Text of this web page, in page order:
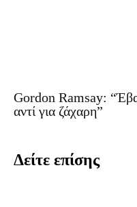
Gordon Ramsay:
αντί για ζάχαρη”
Δείτε επίσης